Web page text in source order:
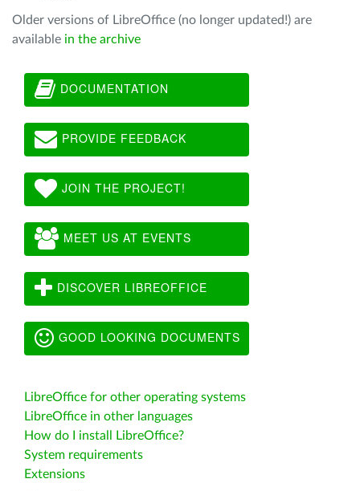
Older versions of LibreOffice (no longer updated!) are
available in the archive
DOCUMENTATION
PROVIDE FEEDBACK
JOIN THE PROJECT!
MEET US AT EVENTS
DISCOVER LIBREOFFICE
GOOD LOOKING DOCUMENTS
LibreOffice for other operating systems
LibreOffice in other languages
How do I install LibreOffice?
System requirements
Extensions